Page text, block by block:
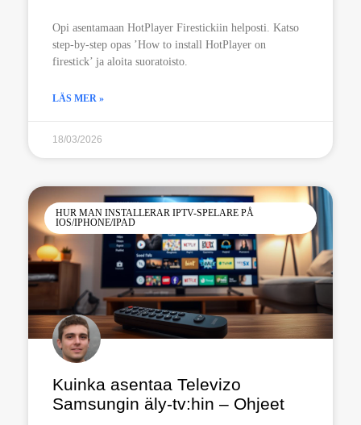
Opi asentamaan HotPlayer Firestickiin helposti. Katso
step-by-step opas ’How to install HotPlayer on
firestick’ ja aloita suoratoisto.
LÄS MER »
18/03/2026
HUR MAN INSTALLERAR IPTV-SPELARE PÅ
IOS/IPHONE/IPAD
Kuinka asentaa Televizo
Samsungin äly-tv:hin – Ohjeet